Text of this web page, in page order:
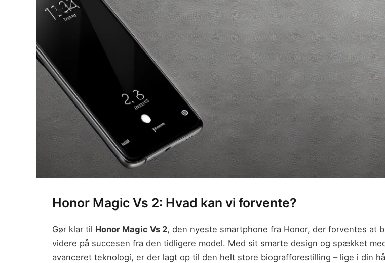
Honor Magic Vs 2: Hvad kan vi forvente?
Gør klar til Honor Magic Vs 2, den nyeste smartphone fra Honor, der forventes at
videre på succesen fra den tidligere model. Med sit smarte design og spækket
avanceret teknologi, er der lagt op til den helt store biografforestilling – lige i din